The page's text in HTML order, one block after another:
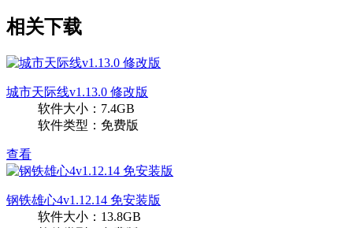
相关下载
城市天际线v1.13.0 修改版
软件大小：7.4GB
软件类型：免费版
查看
钢铁雄心4v1.12.14 免安装版
软件大小：13.8GB